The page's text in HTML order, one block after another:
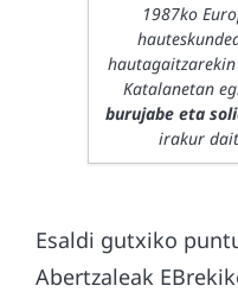
1987ko
Katalanetan
burujabe eta
irakur
Esaldi gutxiko
Abertzaleak